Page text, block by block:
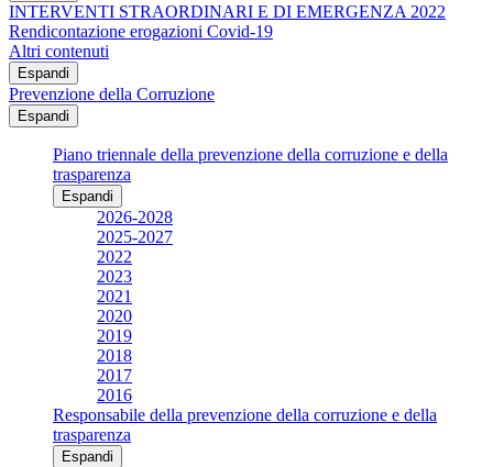
INTERVENTI STRAORDINARI E DI EMERGENZA 2022
Rendicontazione erogazioni Covid-19
Altri contenuti
Espandi
Prevenzione della Corruzione
Espandi
Piano triennale della prevenzione della corruzione e della
trasparenza
Espandi
2026-2028
2025-2027
2022
2023
2021
2020
2019
2018
2017
2016
Responsabile della prevenzione della corruzione e della
trasparenza
Espandi